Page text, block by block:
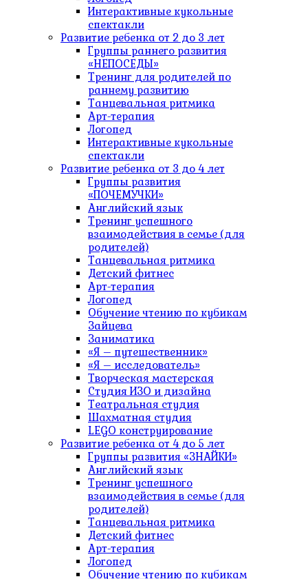
Интерактивные кукольные
спектакли
Развитие ребенка от 2 до 3 лет
Группы раннего развития
«НЕПОСЕДЫ»
Тренинг для родителей по
раннему развитию
Танцевальная ритмика
Арт-терапия
Логопед
Интерактивные кукольные
спектакли
Развитие ребенка от 3 до 4 лет
Группы развития
«ПОЧЕМУЧКИ»
Английский язык
Тренинг успешного
взаимодействия в семье (для
родителей)
Танцевальная ритмика
Детский фитнес
Арт-терапия
Логопед
Обучение чтению по кубикам
Зайцева
Заниматика
«Я – путешественник»
«Я – исследователь»
Творческая мастерская
Студия ИЗО и дизайна
Театральная студия
Шахматная студия
LEGO конструирование
Развитие ребенка от 4 до 5 лет
Группы развития «ЗНАЙКИ»
Английский язык
Тренинг успешного
взаимодействия в семье (для
родителей)
Танцевальная ритмика
Детский фитнес
Арт-терапия
Логопед
Обучение чтению по кубикам